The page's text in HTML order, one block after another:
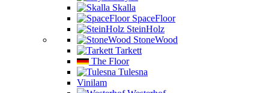
Skalla
SpaceFloor
SteinHolz
StoneWood
Tarkett
The Floor
Tulesna
Vinilam